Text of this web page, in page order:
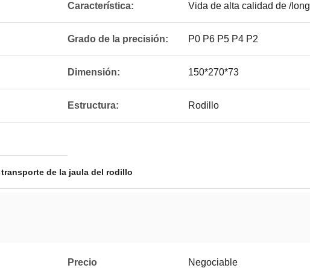
Característica: Vida de alta calidad de /long
Grado de la precisión: P0 P6 P5 P4 P2
Dimensión: 150*270*73
Estructura: Rodillo
transporte de la jaula del rodillo
Precio Negociable